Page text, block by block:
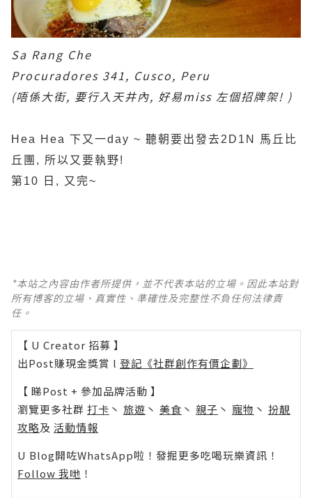
Sa Rang Che
Procuradores 341, Cusco, Peru
(唔係大街, 要行入天井內, 好易miss 左個招牌架! )
Hea Hea 下又一day ~ 聽朝要出發去2D1N 馬丘比
丘團, 所以又要執野!
第10 日, 又完~
*本站之內容由作者所提供，並不代表本站的立場。因此本站對
所有博客的立場、真實性、準確性及完整性不負任何法律責
任。
【 U Creator 招募 】
出Post賺現金獎賞 l 登記《社群創作有價企劃》
【 睇Post + 參加品牌活動 】
瀏覽更多社群 打卡 丶 旅遊 丶 美食 丶 親子 丶 寵物 丶 扮靚
攻略及 活動情報
U Blog開咗WhatsApp啦！發掘更多吃喝玩樂資訊！
Follow 我哋 ！